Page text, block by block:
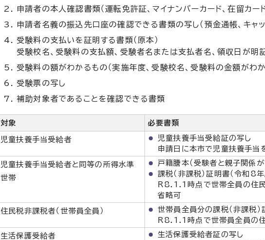
申請者の本人確認書類（運転免許証、マイナンバーカード、在留カー
申請者名義の振込先口座の確認できる書類の写し（預金通帳、キャッ
受験料の支払いを証明する書類（原本）
受験校名、受験料の支払額、受験者名または支払者名、領収日が明
受験料の額がわかるもの（実施年度、受験校名、受験料の金額がわ
受験票の写し
補助対象者であることを確認できる書類
対象 必要書類
児童扶養手当受給者
児童扶養手当受給証の写し
申請日に本市で児童扶養手当
児童扶養手当受給者と同等の所得水準
世帯
戸籍謄本（受験者と親子関係
課税（非課税）証明書（令和8年
R8.1.1時点で世帯全員の住民
省略可
住民税非課税者（世帯員全員）
世帯員全員分の課税（非課税）
R8.1.1時点で世帯員全員の
生活保護受給者
生活保護受給者証の写し